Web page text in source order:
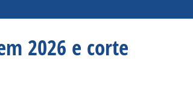
2026 e corte